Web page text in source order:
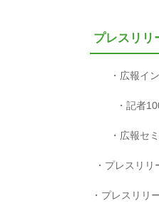
プレスリリ
広報イ
記者
広報セ
プレスリリ
プレスリリ